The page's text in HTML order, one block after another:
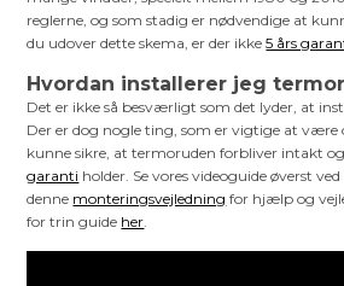
reglerne, og som stadig er nødvendige at
du udover dette skema, er der ikke5 års
Hvordan installerer jeg
Det er ikke så besværligt som det lyder, at
Der er dog nogle ting, som er vigtige at
kunne sikre, at termoruden forbliver intakt
garanti holder. Se vores videoguide øverst
denne monteringsvejledning for hjælp og
for trin guide her